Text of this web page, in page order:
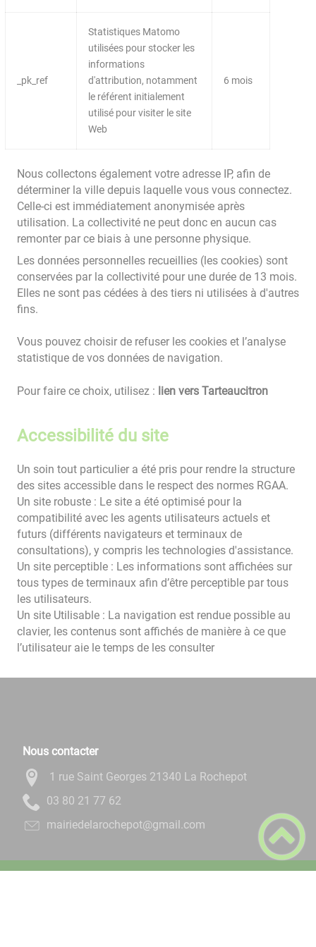
_pk_ref
Statistiques Matomo
utilisées pour stocker les
informations
d'attribution, notamment
le référent initialement
utilisé pour visiter le site
Web
6 mois
Nous collectons également votre adresse IP, afin de
déterminer la ville depuis laquelle vous vous connectez.
Celle-ci est immédiatement anonymisée après
utilisation. La collectivité ne peut donc en aucun cas
remonter par ce biais à une personne physique.
Les données personnelles recueillies (les cookies) sont
conservées par la collectivité pour une durée de 13 mois.
Elles ne sont pas cédées à des tiers ni utilisées à d'autres
fins.
Vous pouvez choisir de refuser les cookies et l’analyse
statistique de vos données de navigation.
Pour faire ce choix, utilisez : lien vers Tarteaucitron
Accessibilité du site
Un soin tout particulier a été pris pour rendre la structure
des sites accessible dans le respect des normes RGAA.
Un site robuste : Le site a été optimisé pour la
compatibilité avec les agents utilisateurs actuels et
futurs (différents navigateurs et terminaux de
consultations), y compris les technologies d'assistance.
Un site perceptible : Les informations sont affichées sur
tous types de terminaux afin d’être perceptible par tous
les utilisateurs.
Un site Utilisable : La navigation est rendue possible au
clavier, les contenus sont affichés de manière à ce que
l’utilisateur aie le temps de les consulter
Nous contacter
1 rue Saint Georges 21340 La Rochepot
26 77 12 08 30
moc.liamg@topehcoraledeiriam